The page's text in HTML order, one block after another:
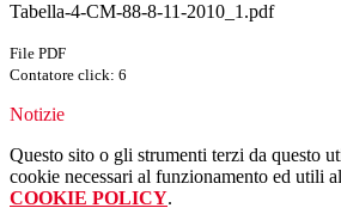
Tabella-4-CM-88-8-11-2010_1.pdf
File PDF
Contatore click: 6
Notizie
Questo sito o gli strumenti terzi da questo
cookie necessari al funzionamento ed utili
COOKIE POLICY.